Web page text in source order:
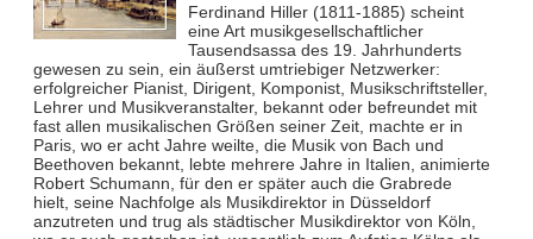
Ferdinand Hiller (1811-1885) scheint
eine Art musikgesellschaftlicher
Tausendsassa des 19. Jahrhunderts
gewesen zu sein, ein äußerst umtriebiger Netzwerker:
erfolgreicher Pianist, Dirigent, Komponist, Musikschriftsteller,
Lehrer und Musikveranstalter, bekannt oder befreundet mit
fast allen musikalischen Größen seiner Zeit, machte er in
Paris, wo er acht Jahre weilte, die Musik von Bach und
Beethoven bekannt, lebte mehrere Jahre in Italien, animierte
Robert Schumann, für den er später auch die Grabrede
hielt, seine Nachfolge als Musikdirektor in Düsseldorf
anzutreten und trug als städtischer Musikdirektor von Köln,